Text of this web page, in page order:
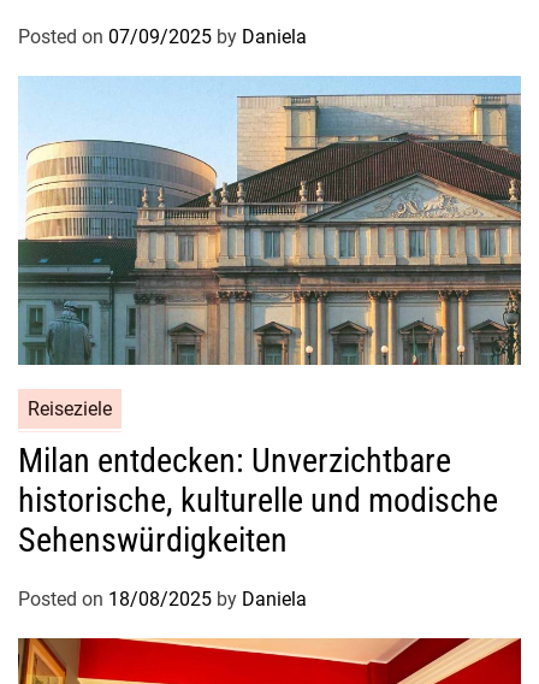
Posted on 07/09/2025 by Daniela
Reiseziele
Milan entdecken: Unverzichtbare
historische, kulturelle und modische
Sehenswürdigkeiten
Posted on 18/08/2025 by Daniela